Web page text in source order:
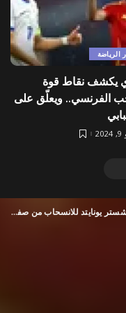
الرياضة
يكشف نقاط قوة
الفرنسي.. ويعلّق على
يونايتد للانسحاب من صفقة زيركزي